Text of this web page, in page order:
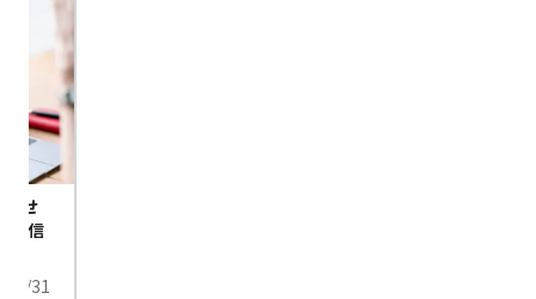
ませ
配信
31